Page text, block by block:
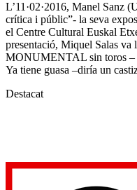
L’11·02·2016, Manel Sanz
crítica i públic”- la seva
el Centre Cultural Euskal
presentació, Miquel Salas
MONUMENTAL sin toros –
Ya tiene guasa –diría un
Destacat